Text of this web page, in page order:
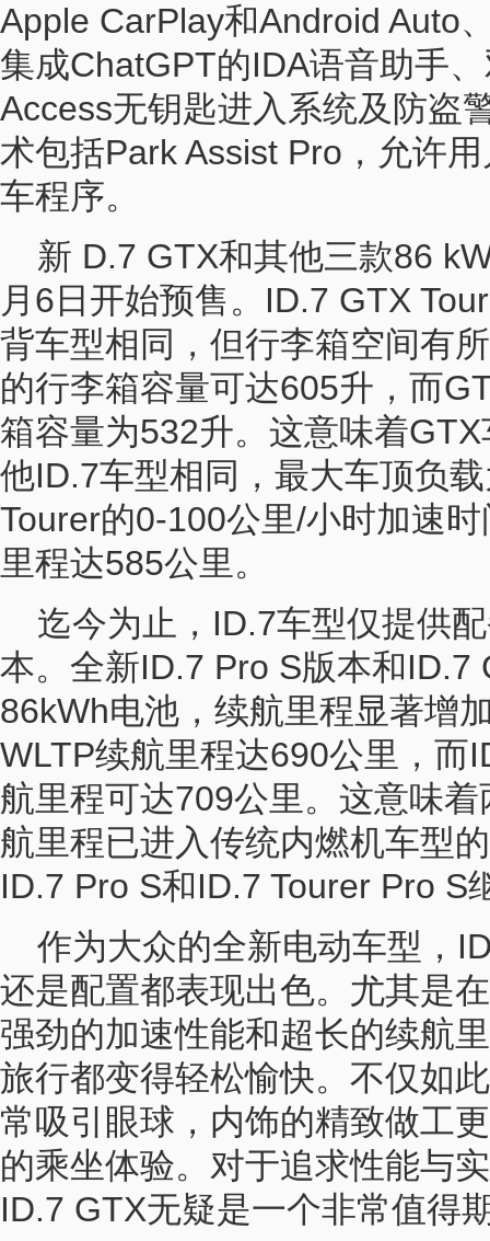
Apple CarPlay和Android Auto
集成ChatGPT的IDA语音助手
Access无钥匙进入系统及防盗
术包括Park Assist Pro，允许
车程序。
新 D.7 GTX和其他三款86
月6日开始预售。ID.7 GTX
背车型相同，但行李箱空间有
的行李箱容量可达605升，而
箱容量为532升。这意味着
他ID.7车型相同，最大车顶负
Tourer的0-100公里/小时加速
里程达585公里。
迄今为止，ID.7车型仅提供
本。全新ID.7 Pro S版本和ID.7
86kWh电池，续航里程显著增
WLTP续航里程达690公里，而
航里程可达709公里。这意味
航里程已进入传统内燃机车型
ID.7 Pro S和ID.7 Tourer Pro S
作为大众的全新电动车型，
还是配置都表现出色。尤其是
强劲的加速性能和超长的续航
旅行都变得轻松愉快。不仅如
常吸引眼球，内饰的精致做工
的乘坐体验。对于追求性能与
ID.7 GTX无疑是一个非常值得